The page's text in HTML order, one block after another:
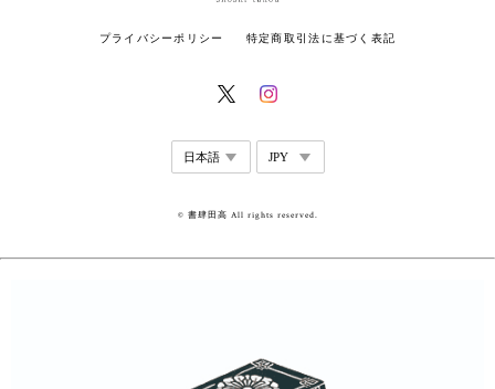
プライバシーポリシー 特定商取引法に基づく表記
© 書肆田高 All rights reserved.